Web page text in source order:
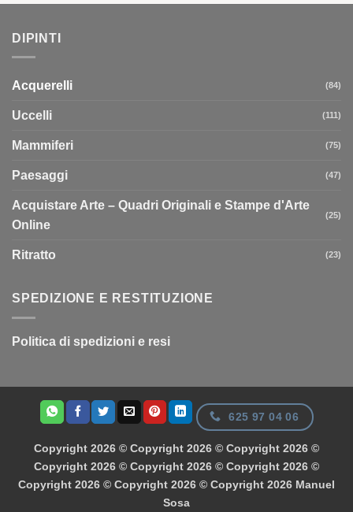
DIPINTI
Acquerelli (84)
Uccelli (111)
Mammiferi (75)
Paesaggi (47)
Acquistare Arte – Quadri Originali e Stampe d'Arte
Online
(25)
Ritratto (23)
SPEDIZIONE E RESTITUZIONE
Politica di spedizioni e resi
625 97 04 06
Copyright 2026 © Copyright 2026 © Copyright 2026 ©
Copyright 2026 © Copyright 2026 © Copyright 2026 ©
Copyright 2026 © Copyright 2026 © Copyright 2026 Manuel
Sosa